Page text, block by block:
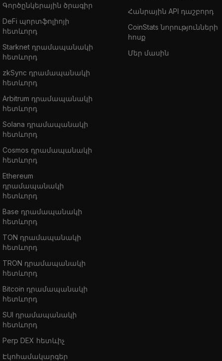
Գործընկերային ծրագիր
DeFi պորտֆոլիոյի
հետևորդ
Starknet դրամապանակի
հետևորդ
zkSync դրամապանակի
հետևորդ
Arbitrum դրամապանակի
հետևորդ
Solana դրամապանակի
հետևորդ
Cosmos դրամապանակի
հետևորդ
Ethereum
դրամապանակի
հետևորդ
Base դրամապանակի
հետևորդ
TON դրամապանակի
հետևորդ
TRON դրամապանակի
հետևորդ
Bitcoin դրամապանակի
հետևորդ
SUI դրամապանակի
հետևորդ
Perp DEX հետևիչ
Էկոհամակարգեր
Հանրային API դաշբորդ
CoinStats նորությունների
հոսք
Մեր մասին